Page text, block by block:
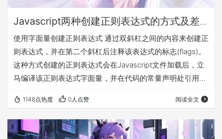
Javascript两种创建正则表达式的方式及差
异
使用字面量创建正则表达式 通过双斜杠之间的内容来创建正
则表达式，并在第二个斜杠后注释该表达式的标志(flags)。
这种方式创建的正则表达式会在Javascript文件加载后，立
马编译该正则表达式字面量，并在代码的常量声明处引用编
RegExp的构造函数，并通过两个参数(第二个参数可选)来实
例化创建一个正则表达式。这种方式创建的正则表达式只会
在代码执行到该处时才会进行正则表达式的编译。 也可以将
1148点热度 0人点赞 阅读全文